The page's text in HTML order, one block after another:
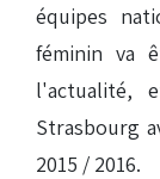
équipes
féminin va
l'actualité,
Strasbourg
2015 / 2016.